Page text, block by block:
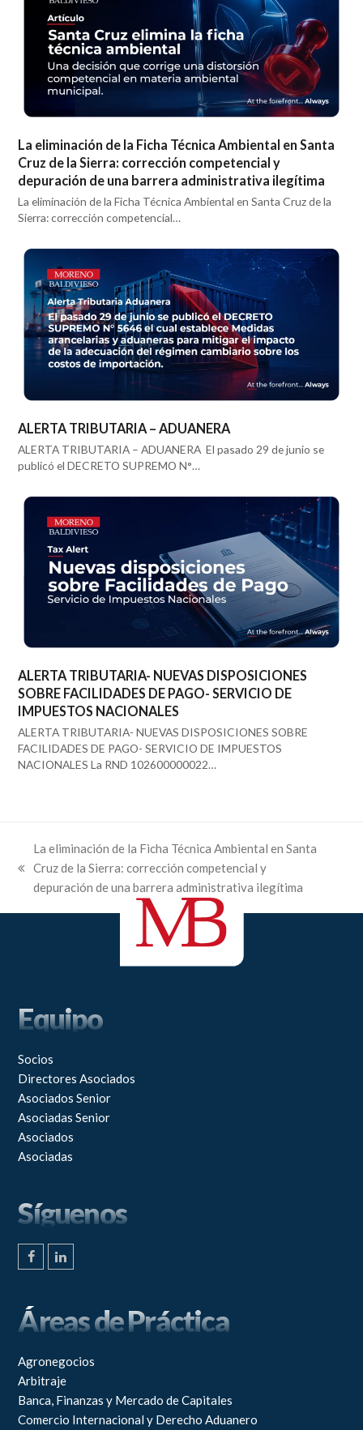
La eliminación de la Ficha Técnica Ambiental en Santa
Cruz de la Sierra: corrección competencial y
depuración de una barrera administrativa ilegítima
La eliminación de la Ficha Técnica Ambiental en Santa Cruz de la
Sierra: corrección competencial…
ALERTA TRIBUTARIA – ADUANERA
ALERTA TRIBUTARIA – ADUANERA El pasado 29 de junio se
publicó el DECRETO SUPREMO N°…
ALERTA TRIBUTARIA- NUEVAS DISPOSICIONES
SOBRE FACILIDADES DE PAGO- SERVICIO DE
IMPUESTOS NACIONALES
ALERTA TRIBUTARIA- NUEVAS DISPOSICIONES SOBRE
FACILIDADES DE PAGO- SERVICIO DE IMPUESTOS
NACIONALES La RND 102600000022…
previous
post:
La eliminación de la Ficha Técnica Ambiental en Santa
Cruz de la Sierra: corrección competencial y
depuración de una barrera administrativa ilegítima
Equipo
Socios
Directores Asociados
Asociados Senior
Asociadas Senior
Asociados
Asociadas
Síguenos
F
b
o
L
e
d
Áreas de Práctica
Agronegocios
Arbitraje
Banca, Finanzas y Mercado de Capitales
Comercio Internacional y Derecho Aduanero